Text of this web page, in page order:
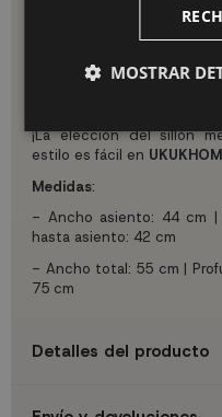
quedarán genial estos
crear un espacio de
uno de los elementos
sensación son los
fundamentales en el
¡La elección del sillón
estilo es fácil en
Medidas:
- Ancho asiento: 44 cm |
hasta asiento: 42 cm
- Ancho total: 55 cm |
75 cm
Detalles del producto
MOSTRAR